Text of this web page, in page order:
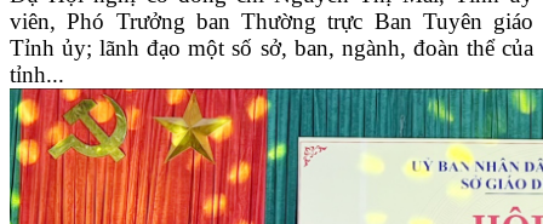
viên, Phó Trưởng ban Thường trực Ban Tuyên giáo
Tỉnh ủy; lãnh đạo một số sở, ban, ngành, đoàn thể của
tỉnh...